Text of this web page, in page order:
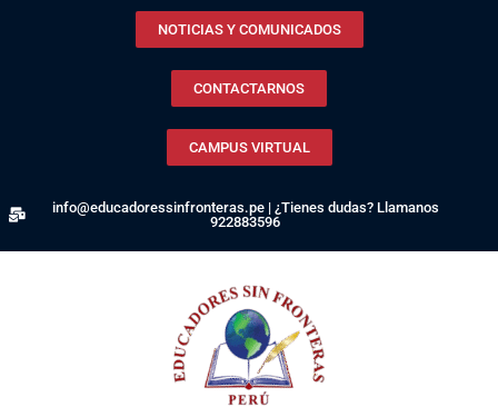
NOTICIAS Y COMUNICADOS
CONTACTARNOS
CAMPUS VIRTUAL
info@educadoressinfronteras.pe | ¿Tienes dudas? Llamanos
922883596